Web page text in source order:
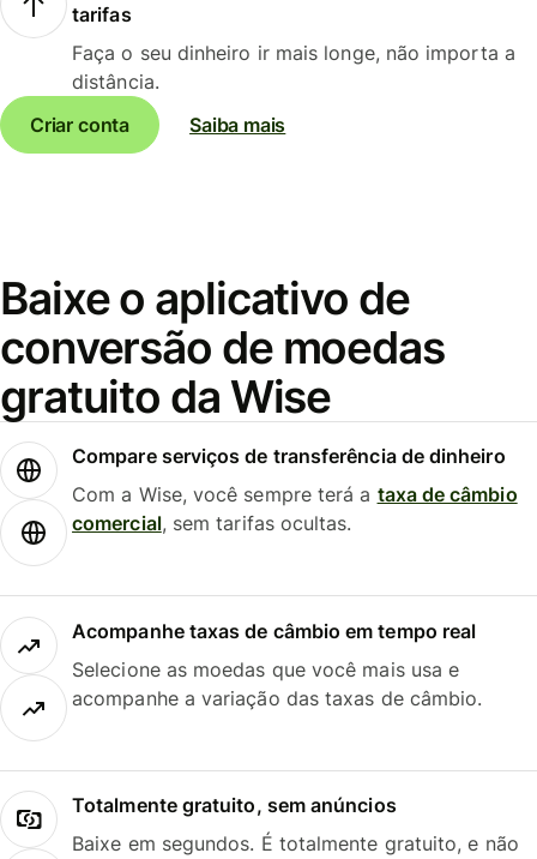
tarifas
Faça o seu dinheiro ir mais longe, não importa a
distância.
Criar conta
Saiba mais
Baixe o aplicativo de
conversão de moedas
gratuito da Wise
Compare serviços de transferência de dinheiro
Com a Wise, você sempre terá a taxa de câmbio
comercial, sem tarifas ocultas.
Acompanhe taxas de câmbio em tempo real
Selecione as moedas que você mais usa e
acompanhe a variação das taxas de câmbio.
Totalmente gratuito, sem anúncios
Baixe em segundos. É totalmente gratuito, e não